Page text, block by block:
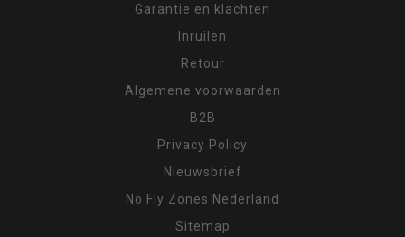
Garantie en klachten
Inruilen
Retour
Algemene voorwaarden
B2B
Privacy Policy
Nieuwsbrief
No Fly Zones Nederland
Sitemap